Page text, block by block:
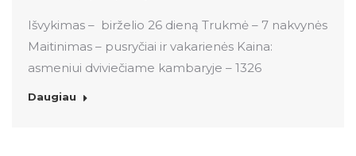
Išvykimas – birželio 26 dieną Trukmė – 7 nakvynės
Maitinimas – pusryčiai ir vakarienės Kaina:
asmeniui dviviečiame kambaryje – 1326
Daugiau